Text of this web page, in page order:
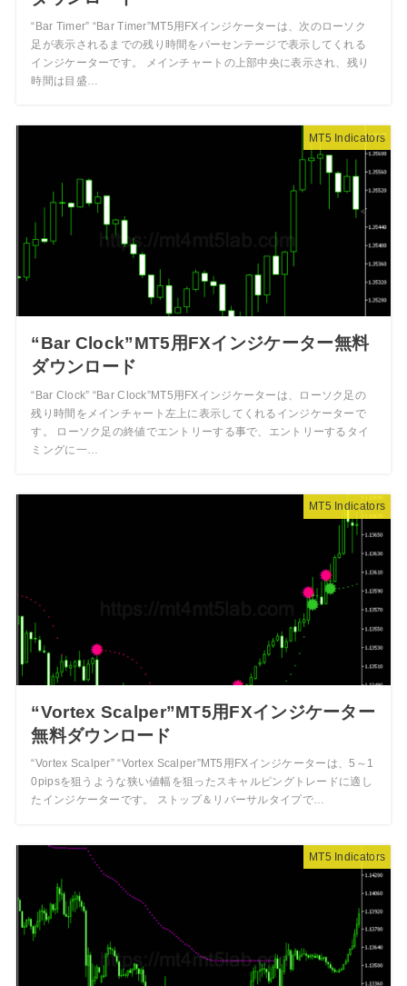
“Bar Timer” “Bar Timer”MT5用FXインジケーターは、次のローソク
足が表示されるまでの残り時間をパーセンテージで表示してくれる
インジケーターです。 メインチャートの上部中央に表示され、残り
時間は目盛…
MT5 Indicators
“Bar Clock”MT5用FXインジケーター無料
ダウンロード
“Bar Clock” “Bar Clock”MT5用FXインジケーターは、ローソク足の
残り時間をメインチャート左上に表示してくれるインジケーターで
す。 ローソク足の終値でエントリーする事で、エントリーするタイ
ミングに一…
MT5 Indicators
“Vortex Scalper”MT5用FXインジケーター
無料ダウンロード
“Vortex Scalper” “Vortex Scalper”MT5用FXインジケーターは、5～1
0pipsを狙うような狭い値幅を狙ったスキャルピングトレードに適し
たインジケーターです。 ストップ＆リバーサルタイプで…
MT5 Indicators